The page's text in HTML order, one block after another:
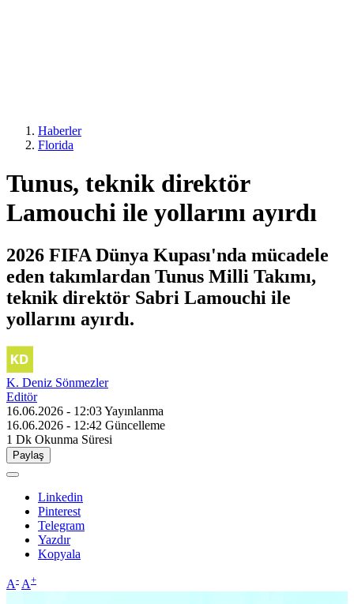
Haberler
Florida
Tunus, teknik direktör
Lamouchi ile yollarını ayırdı
2026 FIFA Dünya Kupası'nda mücadele
eden takımlardan Tunus Milli Takımı,
teknik direktör Sabri Lamouchi ile
yollarını ayırdı.
K. Deniz Sönmezler
Editör
16.06.2026 - 12:03Yayınlanma
16.06.2026 - 12:42 Güncelleme
1 Dk Okunma Süresi
Paylaş
Linkedin
Pinterest
Telegram
Yazdır
Kopyala
A- A+